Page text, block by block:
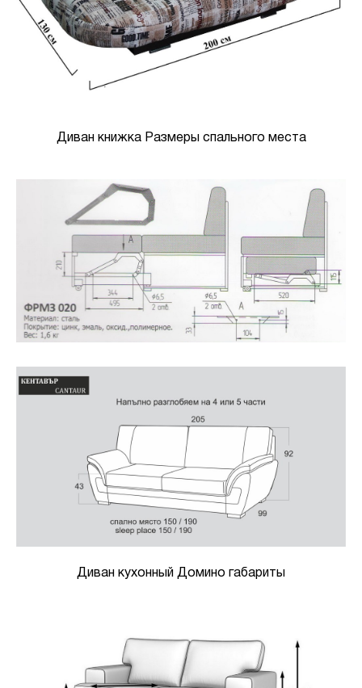
Диван книжка Размеры спального места
Диван кухонный Домино габариты